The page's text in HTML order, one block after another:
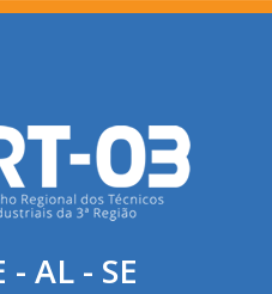
- AL - SE